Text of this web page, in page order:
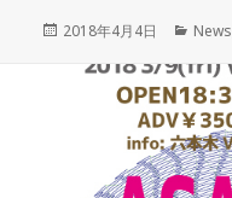
投
2018年4月4日
カ
ゴ
リ
ー
News